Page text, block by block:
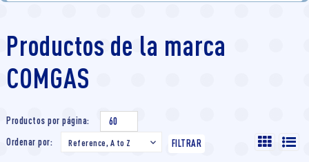
Productos de la marca
COMGAS
Productos por página:
60
Ordenar por:
Reference, A to Z  FILTRAR